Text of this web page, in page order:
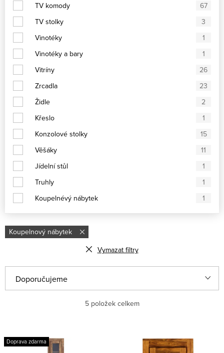
TV komody
67
TV stolky
3
Vinotéky
1
Vinotéky a bary
1
Vitríny
26
Zrcadla
23
Židle
2
Křeslo
1
Konzolové stolky
15
Věšáky
11
Jídelní stůl
1
Truhly
1
Koupelnévý nábytek
1
Koupelnový nábytek
Vymazat filtry
a
n
Doporučujeme
5položek celkem
V
ý
Doprava zdarma